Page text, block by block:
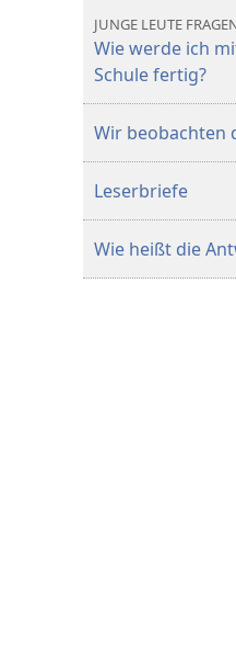
JUNGE LEUTE
Wie werde ich
Schule fertig?
Wir beobachten
Leserbriefe
Wie heißt die